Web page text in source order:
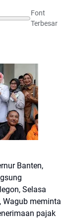
Font
Terbesar
Banten,
Selasa
meminta
pajak